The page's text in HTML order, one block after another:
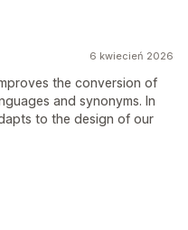
6 kwiecień 2026
the conversion of
and synonyms. In
to the design of our